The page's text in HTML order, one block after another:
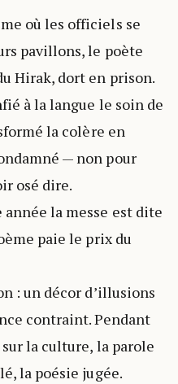
où les officiels se
pavillons, le poète
Hirak, dort en prison.
à la langue le soin de
la colère en
— non pour
osé dire.
année la messe est dite
paie le prix du
: un décor d’illusions
contraint. Pendant
la culture, la parole
la poésie jugée.